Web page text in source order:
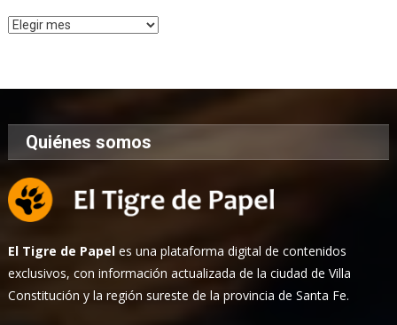
Archivo
Quiénes somos
El Tigre de Papel es una plataforma digital de contenidos
exclusivos, con información actualizada de la ciudad de Villa
Constitución y la región sureste de la provincia de Santa Fe.